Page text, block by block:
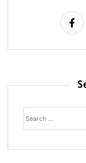
Search
for: